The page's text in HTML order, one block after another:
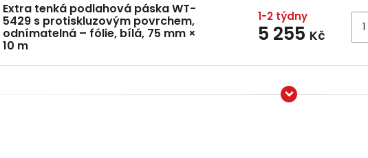
Extra tenká podlahová páska WT-
5429 s protiskluzovým povrchem,
odnímatelná – fólie, bílá, 75 mm ×
10 m
1-2 týdny
5 255 Kč